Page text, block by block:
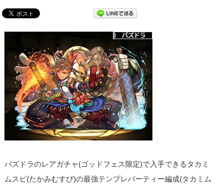
パズドラのレアガチャ(ゴッドフェス限定)で入手できるタカミ
ムスビ(たかみむすび)の最強テンプレパーティー編成(タカミム